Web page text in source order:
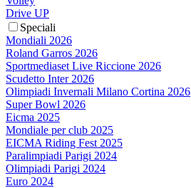
Drive UP
Speciali
Mondiali 2026
Roland Garros 2026
Sportmediaset Live Riccione 2026
Scudetto Inter 2026
Olimpiadi Invernali Milano Cortina 2026
Super Bowl 2026
Eicma 2025
Mondiale per club 2025
EICMA Riding Fest 2025
Paralimpiadi Parigi 2024
Olimpiadi Parigi 2024
Euro 2024